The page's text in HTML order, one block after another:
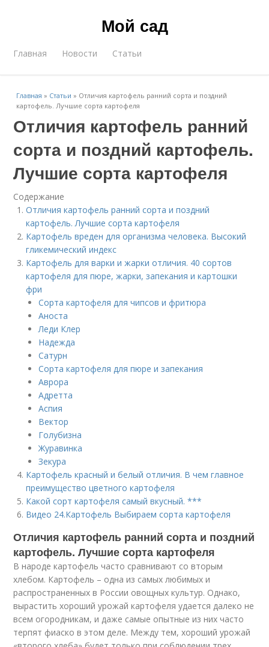
Мой сад
Главная Новости Статьи
Главная » Статьи » Отличия картофель ранний сорта и поздний
картофель. Лучшие сорта картофеля
Отличия картофель ранний
сорта и поздний картофель.
Лучшие сорта картофеля
Содержание
Отличия картофель ранний сорта и поздний
картофель. Лучшие сорта картофеля
Картофель вреден для организма человека. Высокий
гликемический индекс
Картофель для варки и жарки отличия. 40 сортов
картофеля для пюре, жарки, запекания и картошки
фри
Сорта картофеля для чипсов и фритюра
Аноста
Леди Клер
Надежда
Сатурн
Сорта картофеля для пюре и запекания
Аврора
Адретта
Аспия
Вектор
Голубизна
Журавинка
Зекура
Картофель красный и белый отличия. В чем главное
преимущество цветного картофеля
Какой сорт картофеля самый вкусный. ***
Видео 24.Картофель Выбираем сорта картофеля
Отличия картофель ранний сорта и поздний
картофель. Лучшие сорта картофеля
В народе картофель часто сравнивают со вторым
хлебом. Картофель – одна из самых любимых и
распространенных в России овощных культур. Однако,
вырастить хороший урожай картофеля удается далеко не
всем огородникам, и даже самые опытные из них часто
терпят фиаско в этом деле. Между тем, хороший урожай